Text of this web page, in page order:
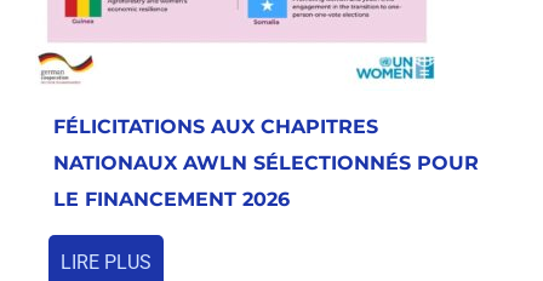
FÉLICITATIONS AUX CHAPITRES
NATIONAUX AWLN SÉLECTIONNÉS POUR
LE FINANCEMENT 2026
LIRE PLUS